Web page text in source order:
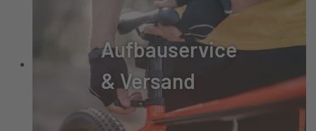
Aufbauservice
& Versand